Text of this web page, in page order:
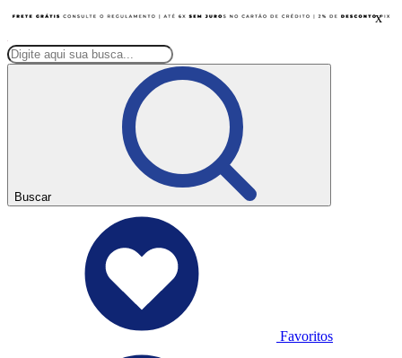
x
Buscar
Favoritos